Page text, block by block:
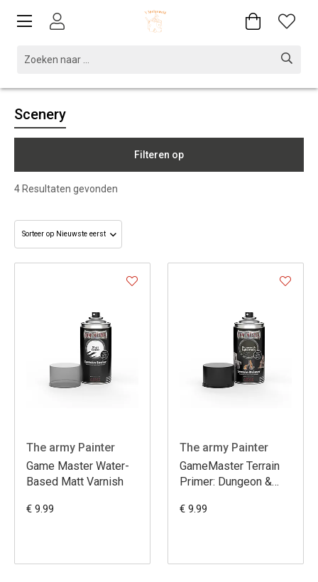
Scenery
Filteren op
4 Resultaten gevonden
The army Painter
Game Master Water-
Based Matt Varnish
€ 9.99
The army Painter
GameMaster Terrain
Primer: Dungeon &
€ 9.99